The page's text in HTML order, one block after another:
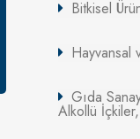
Bitkisel
Hayvansal
Gıda
Alkollü